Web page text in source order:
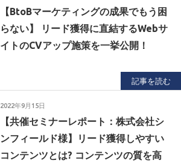
【BtoBマーケティングの成果でもう困
らない】 リード獲得に直結するWebサ
イトのCVアップ施策を一挙公開！
記事を読む
2022年9月15日
【共催セミナーレポート：株式会社シ
ンフィールド様】リード獲得しやすい
コンテンツとは? コンテンツの質を高